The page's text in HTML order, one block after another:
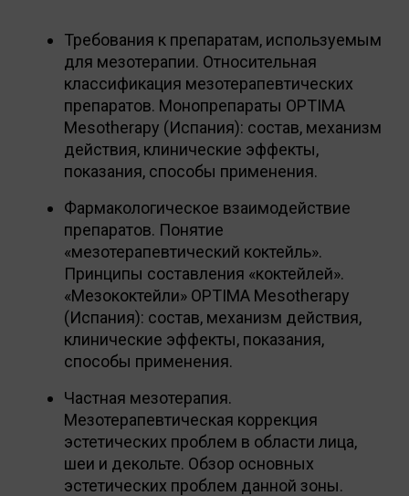
Требования к препаратам, используемым
для мезотерапии. Относительная
классификация мезотерапевтических
препаратов. Монопрепараты OPTIMA
Mesotherapy (Испания): состав, механизм
действия, клинические эффекты,
показания, способы применения.
Фармакологическое взаимодействие
препаратов. Понятие
«мезотерапевтический коктейль».
Принципы составления «коктейлей».
«Мезококтейли» OPTIMA Mesotherapy
(Испания): состав, механизм действия,
клинические эффекты, показания,
способы применения.
Частная мезотерапия.
Мезотерапевтическая коррекция
эстетических проблем в области лица,
шеи и декольте. Обзор основных
эстетических проблем данной зоны.